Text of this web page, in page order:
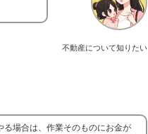
不動産について知りたい
る場合は、作業そのものにお金が